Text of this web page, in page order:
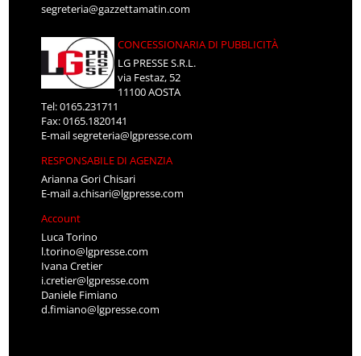
segreteria@gazzettamatin.com
CONCESSIONARIA DI PUBBLICITÀ
LG PRESSE S.R.L.
via Festaz, 52
11100 AOSTA
Tel: 0165.231711
Fax: 0165.1820141
E-mailsegreteria@lgpresse.com
RESPONSABILE DI AGENZIA
Arianna Gori Chisari
E-maila.chisari@lgpresse.com
Account
Luca Torino
l.torino@lgpresse.com
Ivana Cretier
i.cretier@lgpresse.com
Daniele Fimiano
d.fimiano@lgpresse.com